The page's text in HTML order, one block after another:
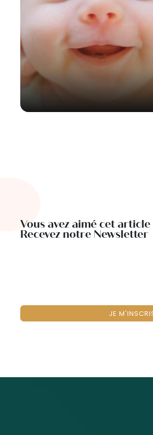
Vous avez aimé cet article
Recevez notre Newsletter
JE